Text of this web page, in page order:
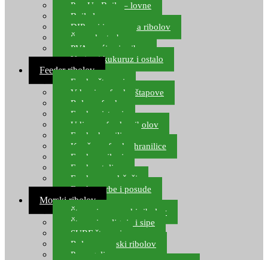
Pop Up Boile – lovne
Boile lovne
DIP-ovi i arome za ribolov
Šaranske torbe
PVA vrećice i pribor
Umjetni kukuruz i ostalo
Feeder ribolov
Feeder štapovi
Vrhovi za feeder štapove
Role za feeder
Feeder sistemi
Udice za feeder ribolov
Feeder hranilice
Kopče za feeder hranilice
Feeder najloni
Feeder stolice
Feeder arm držači
Feeder torbe i posude
Morski ribolov
Štapovi za morski ribolov
Štapovi za lignje i sipe
SURF štapovi
Role za morski ribolov
Parangali